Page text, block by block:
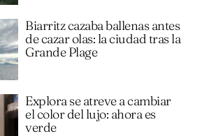
Biarritz cazaba ballenas antes
de cazar olas: la ciudad tras la
Grande Plage
Explora se atreve a cambiar
el color del lujo: ahora es
verde